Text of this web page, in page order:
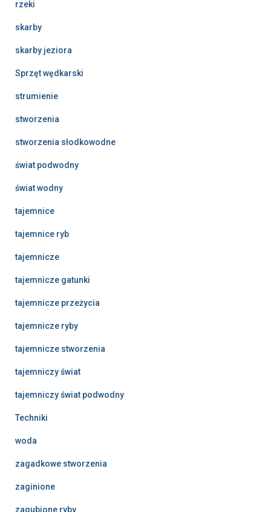
rzeki
skarby
skarby jeziora
Sprzęt wędkarski
strumienie
stworzenia
stworzenia słodkowodne
świat podwodny
świat wodny
tajemnice
tajemnice ryb
tajemnicze
tajemnicze gatunki
tajemnicze przeżycia
tajemnicze ryby
tajemnicze stworzenia
tajemniczy świat
tajemniczy świat podwodny
Techniki
woda
zagadkowe stworzenia
zaginione
zagubione ryby